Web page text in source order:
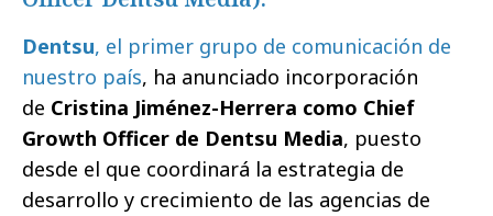
Dentsu, el primer grupo de comunicación de
nuestro país, ha anunciado incorporación
de Cristina Jiménez-Herrera como Chief
Growth Officer de Dentsu Media, puesto
desde el que coordinará la estrategia de
desarrollo y crecimiento de las agencias de